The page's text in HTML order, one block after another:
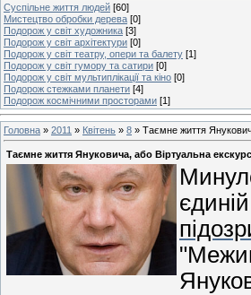
Суспільне життя людей [60]
Мистецтво обробки дерева [0]
Подорож у світ художника [3]
Подорож у світ архітектури [0]
Подорож у світ театру, опери та балету [1]
Подорож у світ гумору та сатири [0]
Подорож у світ мультиплікації та кіно [0]
Подорож стежками планети [4]
Подорож космічними просторами [1]
Головна » 2011 » Квітень » 8 » Таємне життя
Таємне життя Януковича, або Віртуальна